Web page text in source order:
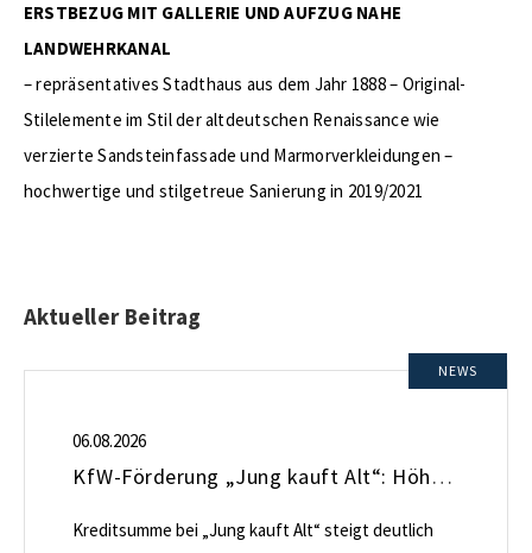
ERSTBEZUG MIT GALLERIE UND AUFZUG NAHE
LANDWEHRKANAL
– repräsentatives Stadthaus aus dem Jahr 1888 – Original-
Stilelemente im Stil der altdeutschen Renaissance wie
verzierte Sandsteinfassade und Marmorverkleidungen –
hochwertige und stilgetreue Sanierung in 2019/2021
Aktueller Beitrag
NEWS
06.08.2026
KfW-Förderung „Jung kauft Alt“: Höhere Kredite ab August 2026
Kreditsumme bei „Jung kauft Alt“ steigt deutlich